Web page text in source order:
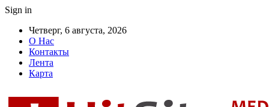
Sign in
Четверг, 6 августа, 2026
О Нас
Контакты
Лента
Карта